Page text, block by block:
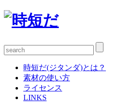
時短だ(ジタンダ)とは？
素材の使い方
ライセンス
LINKS